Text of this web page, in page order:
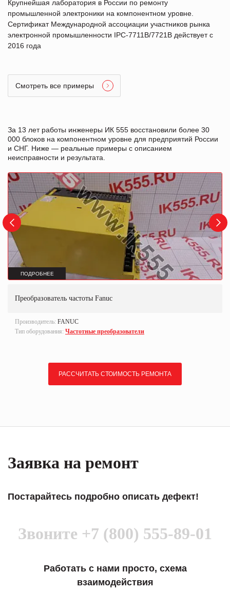
Крупнейшая лаборатория в России по ремонту
промышленной электроники на компонентном уровне.
Сертификат Международной ассоциации участников рынка
электронной промышленности IPC-7711B/7721B действует с
2016 года
Смотреть все примеры
За 13 лет работы инженеры ИК 555 восстановили более 30
000 блоков на компонентном уровне для предприятий России
и СНГ. Ниже — реальные примеры с описанием
неисправности и результата.
ПОДРОБНЕЕ
Преобразователь частоты Fanuc
Производитель: FANUC
Тип оборудования: Частотные преобразователи
РАССЧИТАТЬ СТОИМОСТЬ РЕМОНТА
Заявка на ремонт
Постарайтесь подробно описать дефект!
Звоните +7 (800) 555-89-01
Работать с нами просто, схема
взаимодействия